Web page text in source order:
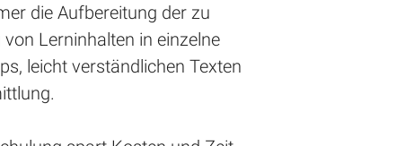
die Aufbereitung der zu
Lerninhalten in einzelne
leicht verständlichen Texten